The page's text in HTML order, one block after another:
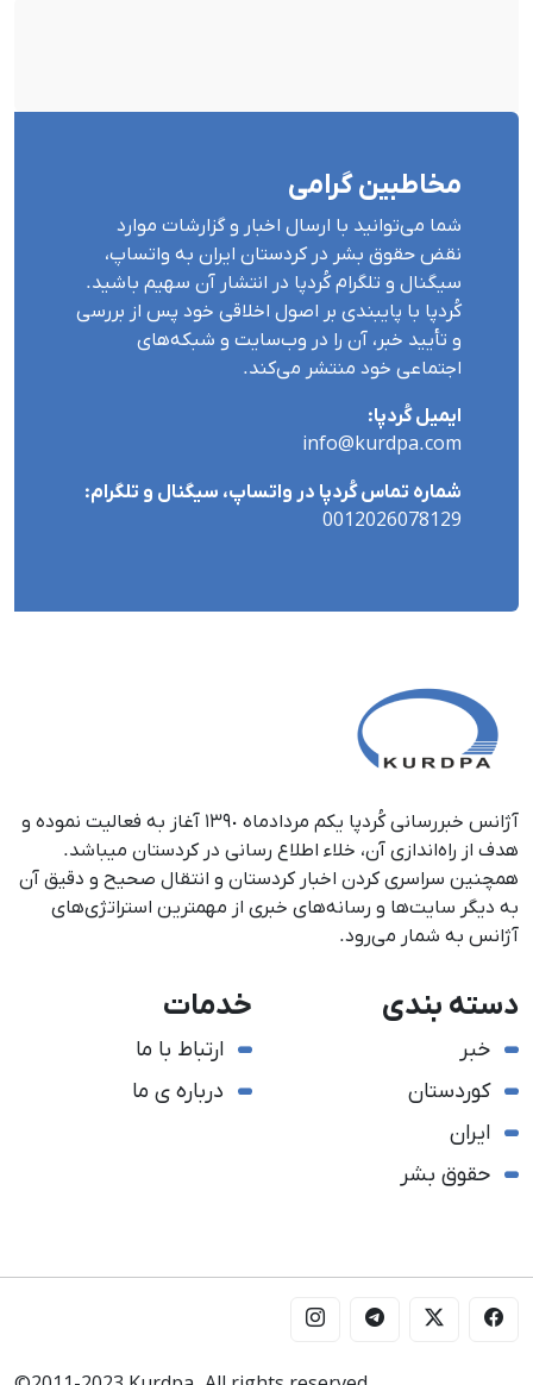
مخاطبین گرامی
شما می‌توانید با ارسال اخبار و گزارشات موارد
نقض حقوق بشر در کردستان ایران بە واتساپ،
سیگنال و تلگرام کُردپا در انتشار آن سهیم باشید.
کُردپا با پایبندی بر اصول اخلاقی خود پس از بررسی
و تأیید خبر، آن را در وب‌سایت و شبکه‌های
اجتماعی خود منتشر می‌کند.
ایمیل کُردپا:
info@kurdpa.com
شماره تماس کُردپا در واتساپ، سیگنال و تلگرام:
0012026078129
آژانس خبررسانی کُردپا یکم مردادماه ١٣٩٠ آغاز به فعالیت نموده و
هدف از راه‌اندازی آن، خلاء اطلاع رسانی در کردستان می‎باشد.
همچنین سراسری کردن اخبار کردستان و انتقال صحیح و دقیق آن
به دیگر سایت‌ها و رسانه‌های خبری از مهمترین استراتژی‌های
آژانس به شمار می‌رود.
دسته بندی
خبر
کوردستان
ایران
حقوق بشر
خدمات
ارتباط با ما
درباره ی ما